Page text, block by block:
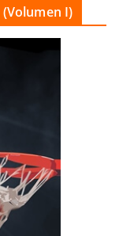
I)